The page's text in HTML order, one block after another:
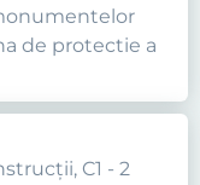
de protectie a
C1 - 2